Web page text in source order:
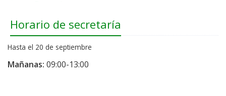
Horario de secretaría
Hasta el 20 de septiembre
Mañanas: 09:00-13:00